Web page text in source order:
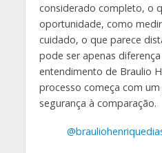
considerado completo, o
oportunidade, como
cuidado, o que parece
pode ser apenas
entendimento de Braulio
processo começa com
segurança à comparação.